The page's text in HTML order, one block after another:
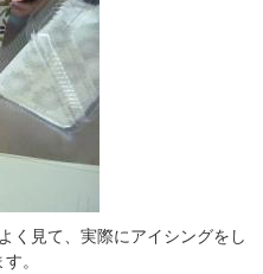
く見て、実際にアイシングをし
。